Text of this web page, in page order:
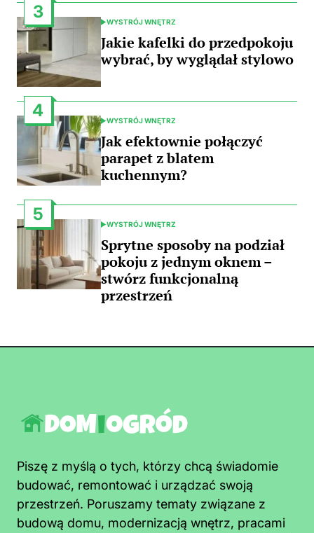
3
POSTED
IN
WYSTRÓJ WNĘTRZ
Jakie kafelki do przedpokoju
wybrać, by wyglądał stylowo
4
POSTED
IN
WYSTRÓJ WNĘTRZ
Jak efektownie połączyć
parapet z blatem
kuchennym?
5
POSTED
IN
WYSTRÓJ WNĘTRZ
Sprytne sposoby na podział
pokoju z jednym oknem –
stwórz funkcjonalną
przestrzeń
Piszę z myślą o tych, którzy chcą świadomie
budować, remontować i urządzać swoją
przestrzeń. Poruszamy tematy związane z
budową domu, modernizacją wnętrz, pracami